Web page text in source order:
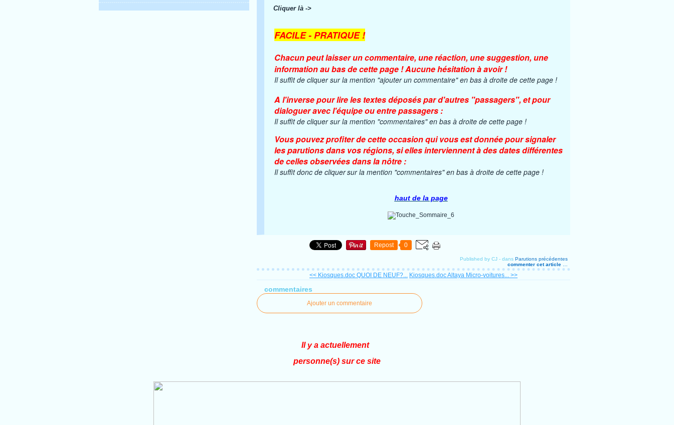
Cliquer là ->
FACILE - PRATIQUE !
Chacun peut laisser un commentaire, une réaction, une suggestion, une
information au bas de cette page ! Aucune hésitation à avoir !
Il suffit de cliquer sur la mention "ajouter un commentaire" en bas à droite de cette page !
A l'inverse pour lire les textes déposés par d'autres "passagers", et pour
dialoguer avec l'équipe ou entre passagers :
Il suffit de cliquer sur la mention "commentaires" en bas à droite de cette page !
Vous pouvez profiter de cette occasion qui vous est donnée pour signaler
les parutions dans vos régions, si elles interviennent à des dates différentes
de celles observées dans la nôtre :
Il suffit donc de cliquersur la mention "commentaires" en bas à droite de cette page !
haut de la page
Repost 0
Published by CJ - dans Parutions précédentes
commenter cet article
<< Kiosques.doc QUOI DE NEUF?... Kiosques.doc Altaya Micro-voitures... >>
commentaires
Ajouter un commentaire
Il y a actuellement
personne(s) sur ce site